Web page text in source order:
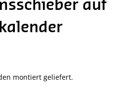
auf
montiert geliefert.